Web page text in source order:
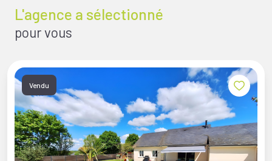
L'agence a sélectionné
pour vous
Vendu